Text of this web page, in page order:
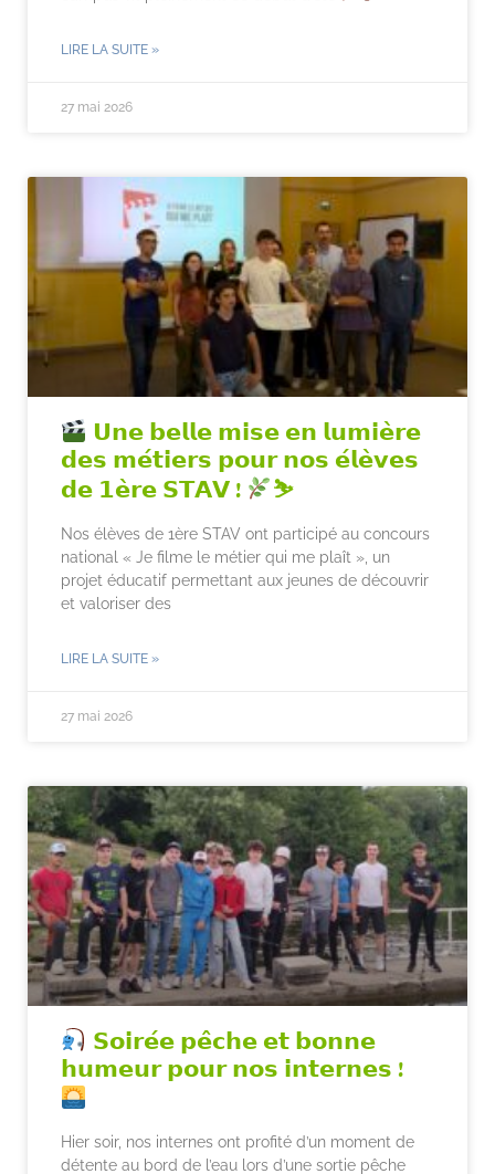
LIRE LA SUITE »
27 mai 2026
𝗨𝗻𝗲 𝗯𝗲𝗹𝗹𝗲 𝗺𝗶𝘀𝗲 𝗲𝗻 𝗹𝘂𝗺𝗶𝗲̀𝗿𝗲
𝗱𝗲𝘀 𝗺𝗲́𝘁𝗶𝗲𝗿𝘀 𝗽𝗼𝘂𝗿 𝗻𝗼𝘀 𝗲́𝗹𝗲̀𝘃𝗲𝘀
𝗱𝗲 𝟭𝗲̀𝗿𝗲 𝗦𝗧𝗔𝗩 !
⛷
Nos élèves de 1ère STAV ont participé au concours
national « Je filme le métier qui me plaît », un
projet éducatif permettant aux jeunes de découvrir
et valoriser des
LIRE LA SUITE »
27 mai 2026
𝗦𝗼𝗶𝗿𝗲́𝗲 𝗽𝗲̂𝗰𝗵𝗲 𝗲𝘁 𝗯𝗼𝗻𝗻𝗲
𝗵𝘂𝗺𝗲𝘂𝗿 𝗽𝗼𝘂𝗿 𝗻𝗼𝘀 𝗶𝗻𝘁𝗲𝗿𝗻𝗲𝘀 !
Hier soir, nos internes ont profité d’un moment de
détente au bord de l’eau lors d’une sortie pêche